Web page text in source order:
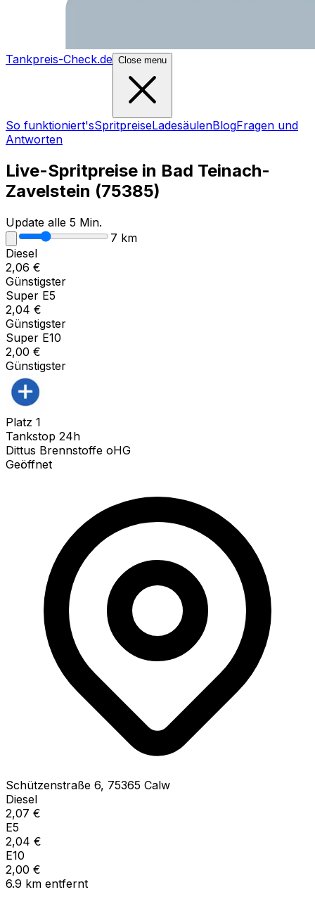
Tankpreis-Check.de Close menu
So funktioniert'sSpritpreiseLadesäulenBlogFragen und
Antworten
Live-Spritpreise in Bad Teinach-
Zavelstein (75385)
Update alle 5 Min.
7 km
Diesel
2,06 €
Günstigster
Super E5
2,04 €
Günstigster
Super E10
2,00 €
Günstigster
Platz 1
Tankstop 24h
Dittus Brennstoffe oHG
Geöffnet
Schützenstraße 6, 75365 Calw
Diesel
2,07 €
E5
2,04 €
E10
2,00 €
6.9 km entfernt